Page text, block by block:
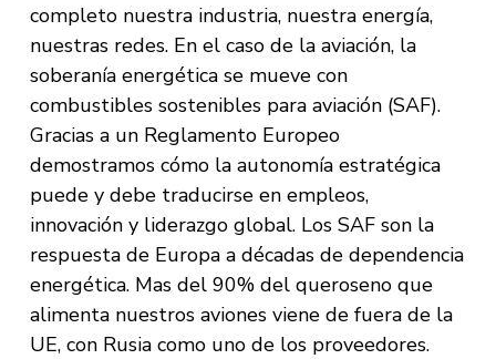
completo nuestra industria, nuestra energía,
nuestras redes. En el caso de la aviación, la
soberanía energética se mueve con
combustibles sostenibles para aviación (SAF).
Gracias a un Reglamento Europeo
demostramos cómo la autonomía estratégica
puede y debe traducirse en empleos,
innovación y liderazgo global. Los SAF son la
respuesta de Europa a décadas de dependencia
energética. Mas del 90% del queroseno que
alimenta nuestros aviones viene de fuera de la
UE, con Rusia como uno de los proveedores.